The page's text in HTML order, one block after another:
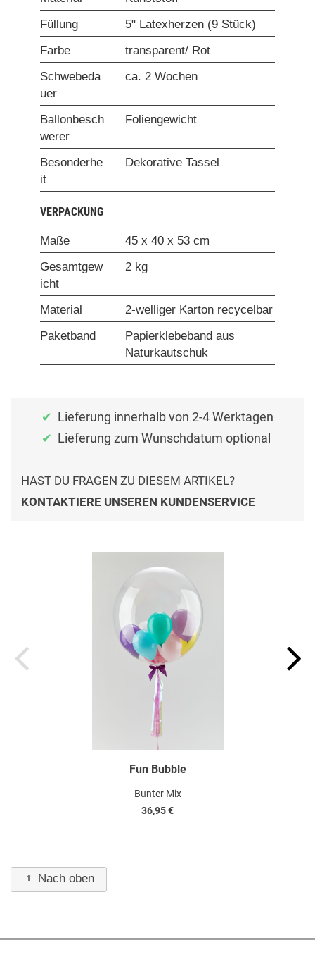
Füllung
5" Latexherzen (9 Stück)
Farbe
transparent/ Rot
Schwebeda
uer
ca. 2 Wochen
Ballonbesch
werer
Foliengewicht
Besonderhe
it
Dekorative Tassel
VERPACKUNG
Maße
45 x 40 x 53 cm
Gesamtgew
icht
2 kg
Material
2-welliger Karton recycelbar
Paketband
Papierklebeband aus
Naturkautschuk
Lieferung innerhalb von 2-4 Werktagen
Lieferung zum Wunschdatum optional
HAST DU FRAGEN ZU DIESEM ARTIKEL?
KONTAKTIERE UNSEREN KUNDENSERVICE
Fun Bubble
Bunter Mix
36,95 €
Nach oben